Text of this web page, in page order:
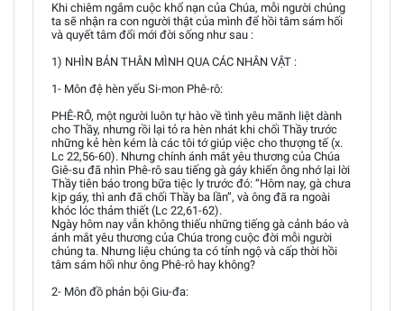
Khi chiêm ngắm cuộc khổ nạn của Chúa, mỗi người chúng
ta sẽ nhận ra con người thật của mình để hồi tâm sám hối
và quyết tâm đổi mới đời sống như sau :
1) NHÌN BẢN THÂN MÌNH QUA CÁC NHÂN VẬT :
1- Môn đệ hèn yếu Si-mon Phê-rô:
PHÊ-RÔ, một người luôn tự hào về tình yêu mãnh liệt dành
cho Thầy, nhưng rồi lại tỏ ra hèn nhát khi chối Thầy trước
những kẻ hèn kém là các tôi tớ giúp việc cho thượng tế (x.
Lc 22,56-60). Nhưng chính ánh mắt yêu thương của Chúa
Giê-su đã nhìn Phê-rô sau tiếng gà gáy khiến ông nhớ lại lời
Thầy tiên báo trong bữa tiệc ly trước đó: “Hôm nay, gà chưa
kịp gáy, thì anh đã chối Thầy ba lần”, và ông đã ra ngoài
khóc lóc thảm thiết (Lc 22,61-62).
Ngày hôm nay vẫn không thiếu những tiếng gà cảnh báo và
ánh mắt yêu thương của Chúa trong cuộc đời mỗi người
chúng ta. Nhưng liệu chúng ta có tỉnh ngộ và cấp thời hồi
tâm sám hối như ông Phê-rô hay không?
2- Môn đồ phản bội Giu-đa: